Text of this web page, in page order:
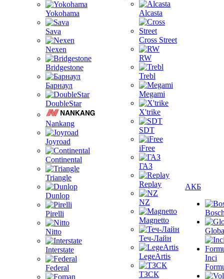
Yokohama
Sava
Nexen
Bridgestone
Барнаул
DoubleStar
Nankang
Joyroad
Continental
Triangle
Dunlop
Pirelli
Nitto
Interstate
Federal
Alcasta
Cross Street
RW
Trebl
Megami
X'trike
SDT
iFree
ГАЗ
Replay
NZ
Magnetto
Теч-Лайн
LegeArtis
ТЗСК
АКБ
Inci